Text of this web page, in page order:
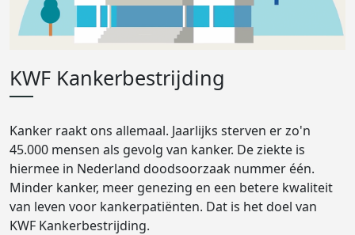
KWF Kankerbestrijding
Kanker raakt ons allemaal. Jaarlijks sterven er zo'n
45.000 mensen als gevolg van kanker. De ziekte is
hiermee in Nederland doodsoorzaak nummer één.
Minder kanker, meer genezing en een betere kwaliteit
van leven voor kankerpatiënten. Dat is het doel van
KWF Kankerbestrijding.